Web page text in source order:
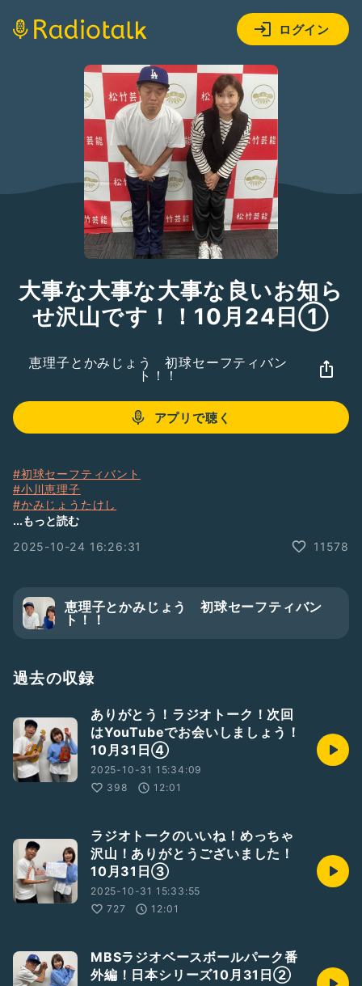
ログイン
大事な大事な大事な良いお知ら
せ沢山です！！10月24日①
恵理子とかみじょう 初球セーフティバン
ト！！
アプリで聴く
#初球セーフティバント
#小川恵理子
#かみじょうたけし
#MBSラジオ
...もっと読む
2025-10-24 16:26:31
11578
恵理子とかみじょう 初球セーフティバン
ト！！
過去の収録
ありがとう！ラジオトーク！次回
はYouTubeでお会いしましょう！
10月31日④
2025-10-31 15:34:09
398
12:01
ラジオトークのいいね！めっちゃ
沢山！ありがとうございました！
10月31日③
2025-10-31 15:33:55
727
12:01
MBSラジオベースボールパーク番
外編！日本シリーズ10月31日②